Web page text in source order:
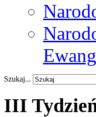
Szukaj...
III